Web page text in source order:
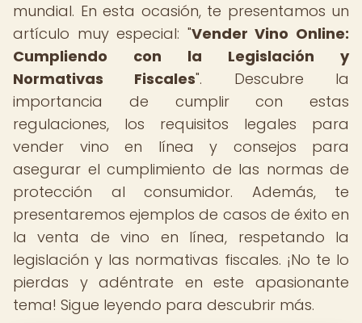
mundial. En esta ocasión, te presentamos un
artículo muy especial: "Vender Vino Online:
Cumpliendo con la Legislación y
Normativas Fiscales". Descubre la
importancia de cumplir con estas
regulaciones, los requisitos legales para
vender vino en línea y consejos para
asegurar el cumplimiento de las normas de
protección al consumidor. Además, te
presentaremos ejemplos de casos de éxito en
la venta de vino en línea, respetando la
legislación y las normativas fiscales. ¡No te lo
pierdas y adéntrate en este apasionante
tema! Sigue leyendo para descubrir más.